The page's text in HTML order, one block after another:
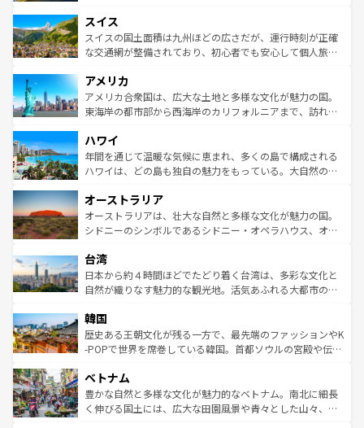
れる地方に足を運ぶとそれぞれで全く異なる文化を体験で
きるだろう。 なお、新着のフランス情報はコンテンツ一覧
を参照してほしい。
は、お酒好きな人にはぜひ体験してほしい。 なお、新着の
ドイツ情報はコンテンツ一覧を参照してほしい。
リアごとに異なる魅力がある。また、優雅なアフタヌーン
ティー、ビール好きにはたまらない英国パブ、サッカー観
戦など、本場だからこそできる体験も豊富。イギリスを旅
ンツ一覧を参照してほしい。
スイス
スイスの国土面積は九州ほどの広さだが、運行時刻が正確
な交通網が整備されており、初心者でも安心して個人旅行
の建物がそのまま残る町や、スイスならではのユニークな
博物館もあり、アルプス観光だけでなく町歩きも満喫する
ことができる。国民の所得が高いため物価も高いが、旅行
ば市内交通費無料で観光を楽しむこともできる。 なお、新
着のスイス情報はコンテンツ一覧 を参照してほしい。
アメリカ
アメリカ合衆国は、広大な土地と多様な文化が魅力の国。
東海岸の都市部から西海岸のカリフォルニアまで、訪れる
のような巨大都市は、観光、ショッピング、エンターテイ
ンメントが詰まった刺激的なスポットだ。一方、アメリカ
西部には大自然が広がり、グランドキャニオンやイエロー
部のニューオーリンズでは、音楽と美食が融合した独特の
文化が魅力。旅行者はアメリカの各地域で異なる魅力を楽
しみながら、その多様性と豊かな歴史を感じることができ
ならではの贅沢な旅のスタイルだ。 なお、新着のアメリカ
情報はコンテンツ一覧を参照してほしい。
ハワイ
年間を通じて温暖な気候に恵まれ、多くの島で構成される
ハワイは、どの島も独自の魅力をもっている。大自然の神
ワイ島は見逃せない。また、定番の観光地といえばオアフ
島だが、静かな自然を求めるならマウイ島やカウアイ島が
おすすめ。エメラルドグリーンに輝く海をはじめ、豊かな
れるおもてなしの心で訪れる人々を迎えてくれるハワイの
人々、おいしいローカルフードやハワイアンミュージッ
ク、伝統的なフラダンスなど、すべてがハワイの魅力を彩
ワイを、存分に味わってほしい。 なお、新着のハワイ情報
はコンテンツ一覧を参照してほしい。
オーストラリア
オーストラリアは、壮大な自然と多様な文化が魅力の国。
シドニーのシンボルであるシドニー・オペラハウス、オー
リアリーフや大陸中央部にそびえるウルル（エアーズロッ
ク）、タスマニアの美しい原生林やケアンズの熱帯雨林な
ど、見どころがたくさん。また、カフェやワイン、オージ
いる。アクティビティも充実しており、サーフィンやダイ
ビング、ハイキングなど、アウトドア好きにはたまらな
い。オーストラリアの多彩な魅力を存分に味わいつくそ
参照してほしい。
台湾
日本から約４時間ほどでたどり着く台湾は、多彩な文化と
自然が織りなす魅力的な観光地。活気あふれる大都市の台
ン）、静ひつな山岳地帯である台湾東部など、都市の喧騒
と山間の静けさが共存しており、訪れる人に新しい発見と
驚きをもたらしてくれる。また、奥深い台湾の食文化も魅
容にもいいと評判のスイーツなど、バラエティ豊かな料理
が味わえる。 なお、新着の台湾情報は コンテンツ一覧を参
照してほしい。
韓国
歴史ある王朝文化が残る一方で、最先端のファッションやK
-POPで世界を席巻している韓国。首都ソウルの宮殿や伝統
き、地方に足を延ばせば四季折々の自然美を楽しむことが
できる。そして、キムチや焼肉、絶品のストリートフード
まで、さまざまな韓国料理が待っている。夜には、韓国な
ベトナム
豊かな自然と多様な文化が魅力的なベトナム。南北に細長
く伸びる国土には、広大な田園風景や青々とした山々、世